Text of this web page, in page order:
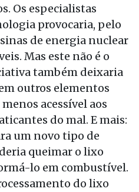
Os especialistas
provocaria, pelo
de energia nuclear
Mas este não é o
também deixaria
outros elementos
acessível aos
do mal. E mais:
um novo tipo de
queimar o lixo
lo em combustível.
do lixo